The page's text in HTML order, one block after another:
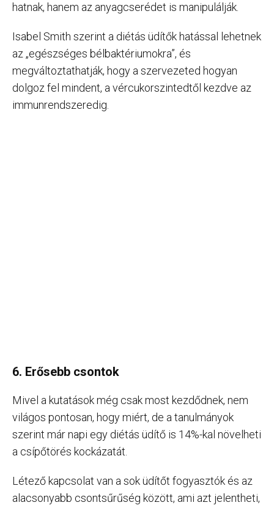
hatnak, hanem az anyagcserédet is manipulálják.
Isabel Smith szerint a diétás üdítők hatással lehetnek
az „egészséges bélbaktériumokra”, és
megváltoztathatják, hogy a szervezeted hogyan
dolgoz fel mindent, a vércukorszintedtől kezdve az
immunrendszeredig.
6. Erősebb csontok
Mivel a kutatások még csak most kezdődnek, nem
világos pontosan, hogy miért, de a tanulmányok
szerint már napi egy diétás üdítő is 14%-kal növelheti
a csípőtörés kockázatát.
Létező kapcsolat van a sok üdítőt fogyasztók és az
alacsonyabb csontsűrűség között, ami azt jelentheti,